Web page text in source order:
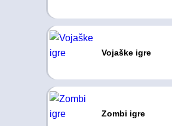
Vojaške igre
Zombi igre